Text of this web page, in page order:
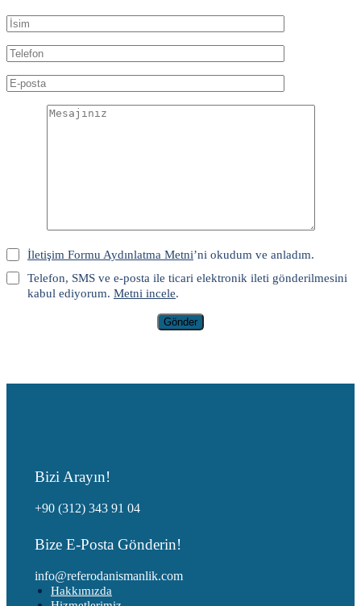
İletişim Formu Aydınlatma Metni’ni okudum ve anladım.
Telefon, SMS ve e-posta ile ticari elektronik ileti gönderilmesini
kabul ediyorum. Metni incele.
Gönder
Bizi Arayın!
+90 (312) 343 91 04
Bize E-Posta Gönderin!
info@referodanismanlik.com
Hakkımızda